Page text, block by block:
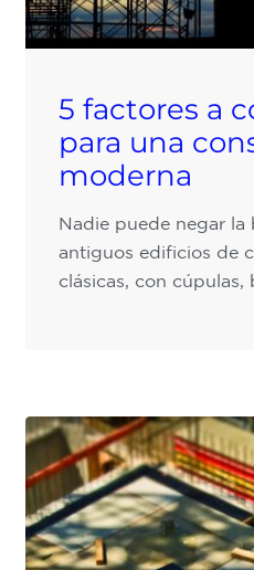
5 factores a
para una
moderna
Nadie puede negar la
antiguos edificios de
clásicas, con cúpulas,